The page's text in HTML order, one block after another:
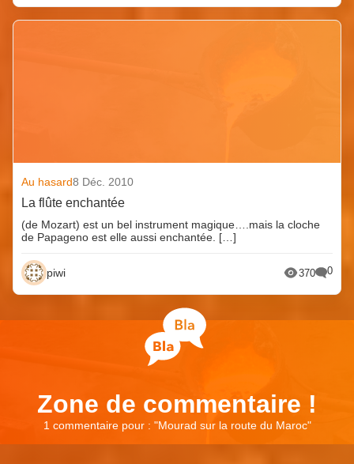
Au hasard8 Déc. 2010
La flûte enchantée
(de Mozart) est un bel instrument magique….mais la cloche
de Papageno est elle aussi enchantée. […]
piwi 370 0
Zone de commentaire !
1 commentaire pour : "Mourad sur la route du Maroc"